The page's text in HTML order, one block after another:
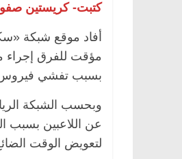
كتبت- كريستين
أفاد موقع شبكة
بسبب تفشي فيروس
عن اللاعبين بسبب
لتعويض الوقت